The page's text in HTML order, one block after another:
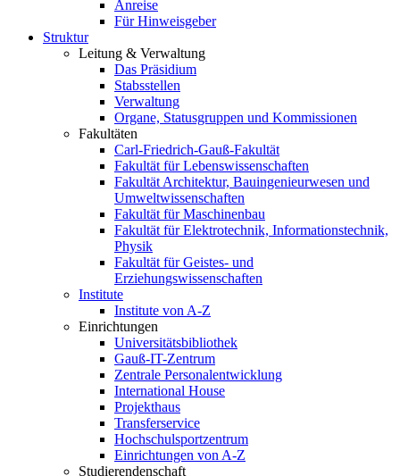
Anreise
Für Hinweisgeber
Struktur
Leitung & Verwaltung
Das Präsidium
Stabsstellen
Verwaltung
Organe, Statusgruppen und Kommissionen
Fakultäten
Carl-Friedrich-Gauß-Fakultät
Fakultät für Lebenswissenschaften
Fakultät Architektur, Bauingenieurwesen und
Umweltwissenschaften
Fakultät für Maschinenbau
Fakultät für Elektrotechnik, Informationstechnik,
Physik
Fakultät für Geistes- und
Erziehungswissenschaften
Institute
Institute von A-Z
Einrichtungen
Universitätsbibliothek
Gauß-IT-Zentrum
Zentrale Personalentwicklung
International House
Projekthaus
Transferservice
Hochschulsportzentrum
Einrichtungen von A-Z
Studierendenschaft